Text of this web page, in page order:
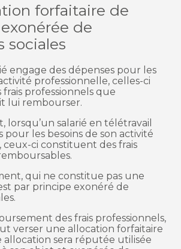
forfaitaire de
de
sociales
engage des dépenses pour les
professionnelle, celles-ci
professionnels que
lui rembourser.
lorsqu’un salarié en télétravail
pour les besoins de son activité
ceux-ci constituent des frais
qui ne constitue pas une
par principe exonéré de
des frais professionnels,
verser une allocation forfaitaire
allocation sera réputée utilisée